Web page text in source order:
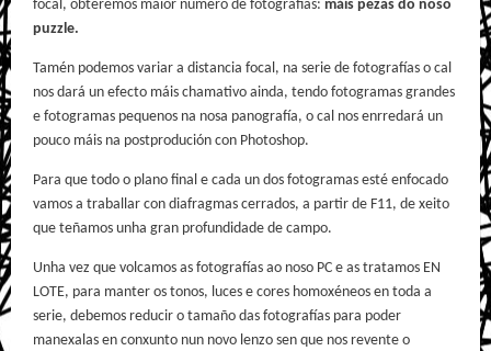
focal, obteremos maior número de fotografías: máis pezas do noso
puzzle.
Tamén podemos variar a distancia focal, na serie de fotografías o cal
nos dará un efecto máis chamativo ainda, tendo fotogramas grandes
e fotogramas pequenos na nosa panografía, o cal nos enrredará un
pouco máis na postprodución con Photoshop.
Para que todo o plano final e cada un dos fotogramas esté enfocado
vamos a traballar con diafragmas cerrados, a partir de F11, de xeito
que teñamos unha gran profundidade de campo.
Unha vez que volcamos as fotografías ao noso PC e as tratamos EN
LOTE, para manter os tonos, luces e cores homoxéneos en toda a
serie, debemos reducir o tamaño das fotografías para poder
manexalas en conxunto nun novo lenzo sen que nos revente o